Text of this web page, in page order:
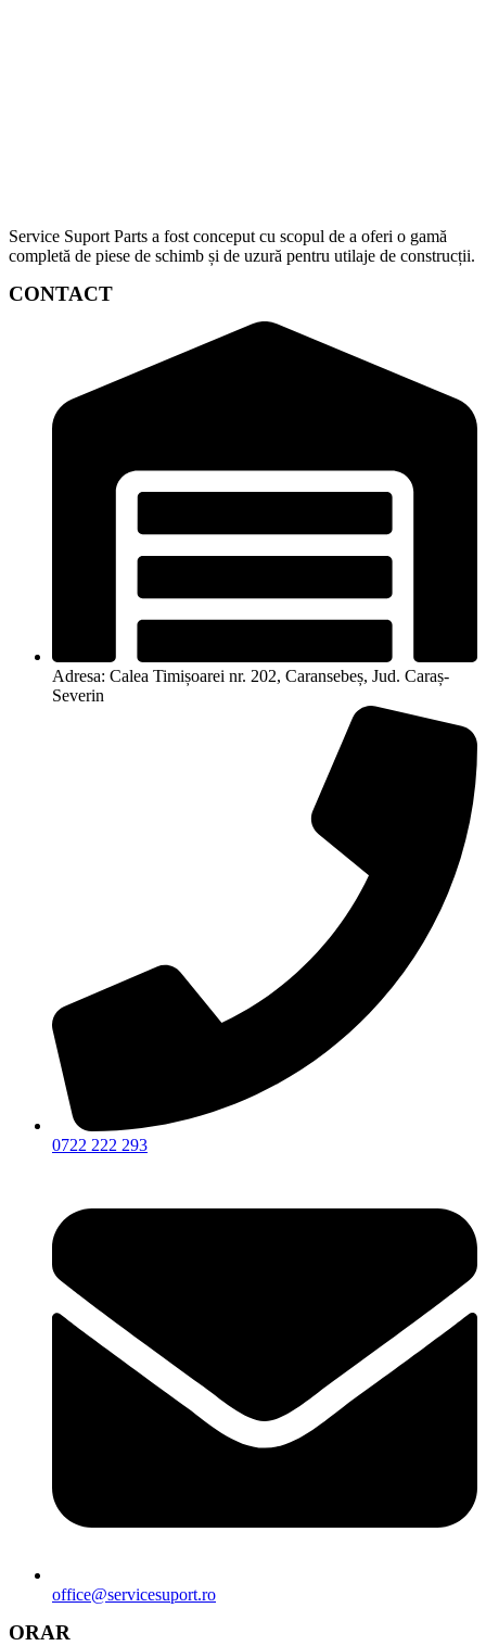
Service Suport Parts a fost conceput cu scopul de a oferi o gamă
completă de piese de schimb și de uzură pentru utilaje de construcții.
CONTACT
Adresa: Calea Timișoarei nr. 202, Caransebeș, Jud. Caraș-
Severin
0722 222 293
office@servicesuport.ro
ORAR